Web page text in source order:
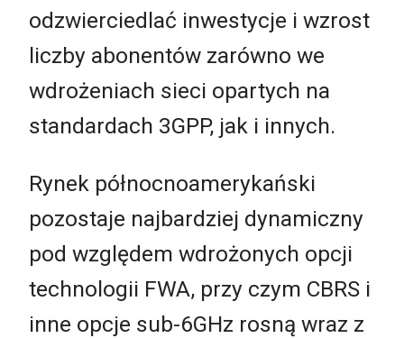
odzwierciedlać inwestycje i wzrost
liczby abonentów zarówno we
wdrożeniach sieci opartych na
standardach 3GPP, jak i innych.
Rynek północnoamerykański
pozostaje najbardziej dynamiczny
pod względem wdrożonych opcji
technologii FWA, przy czym CBRS i
inne opcje sub-6GHz rosną wraz z